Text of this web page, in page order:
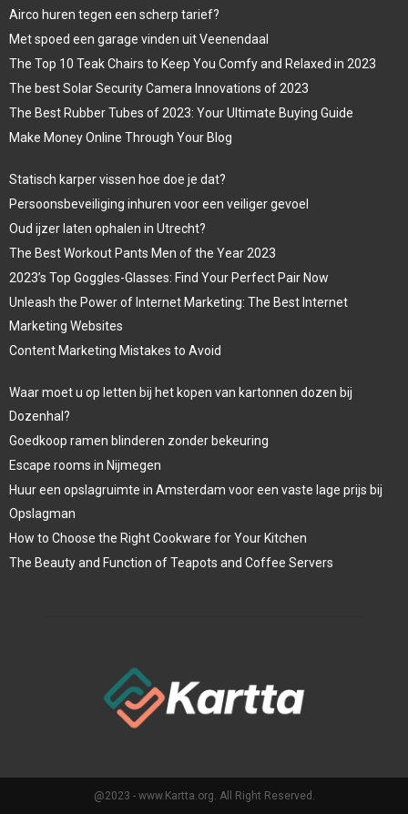
Airco huren tegen een scherp tarief?
Met spoed een garage vinden uit Veenendaal
The Top 10 Teak Chairs to Keep You Comfy and Relaxed in 2023
The best Solar Security Camera Innovations of 2023
The Best Rubber Tubes of 2023: Your Ultimate Buying Guide
Make Money Online Through Your Blog
Statisch karper vissen hoe doe je dat?
Persoonsbeveiliging inhuren voor een veiliger gevoel
Oud ijzer laten ophalen in Utrecht?
The Best Workout Pants Men of the Year 2023
2023’s Top Goggles-Glasses: Find Your Perfect Pair Now
Unleash the Power of Internet Marketing: The Best Internet
Marketing Websites
Content Marketing Mistakes to Avoid
Waar moet u op letten bij het kopen van kartonnen dozen bij
Dozenhal?
Goedkoop ramen blinderen zonder bekeuring
Escape rooms in Nijmegen
Huur een opslagruimte in Amsterdam voor een vaste lage prijs bij
Opslagman
How to Choose the Right Cookware for Your Kitchen
The Beauty and Function of Teapots and Coffee Servers
@2023 - www.Kartta.org. All Right Reserved.